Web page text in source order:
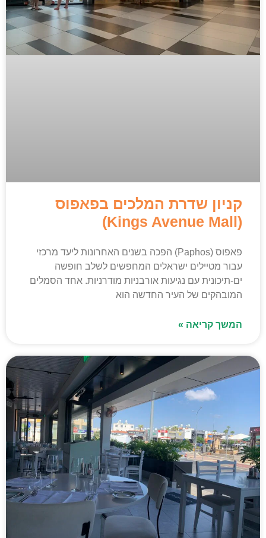
קניון שדרת המלכים בפאפוס
(Kings Avenue Mall)
פאפוס (Paphos) הפכה בשנים האחרונות ליעד מרכזי
עבור מטיילים ישראלים המחפשים לשלב חופשה
ים-תיכונית עם נגיעות אורבניות מודרניות. אחד הסמלים
המובהקים של העיר החדשה הוא
המשך קריאה »